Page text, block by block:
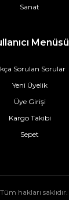
Sanat
Menüsü
Sorulan Sorular
Yeni Üyelik
Üye Girişi
Kargo Takibi
Sepet
hakları saklıdır.